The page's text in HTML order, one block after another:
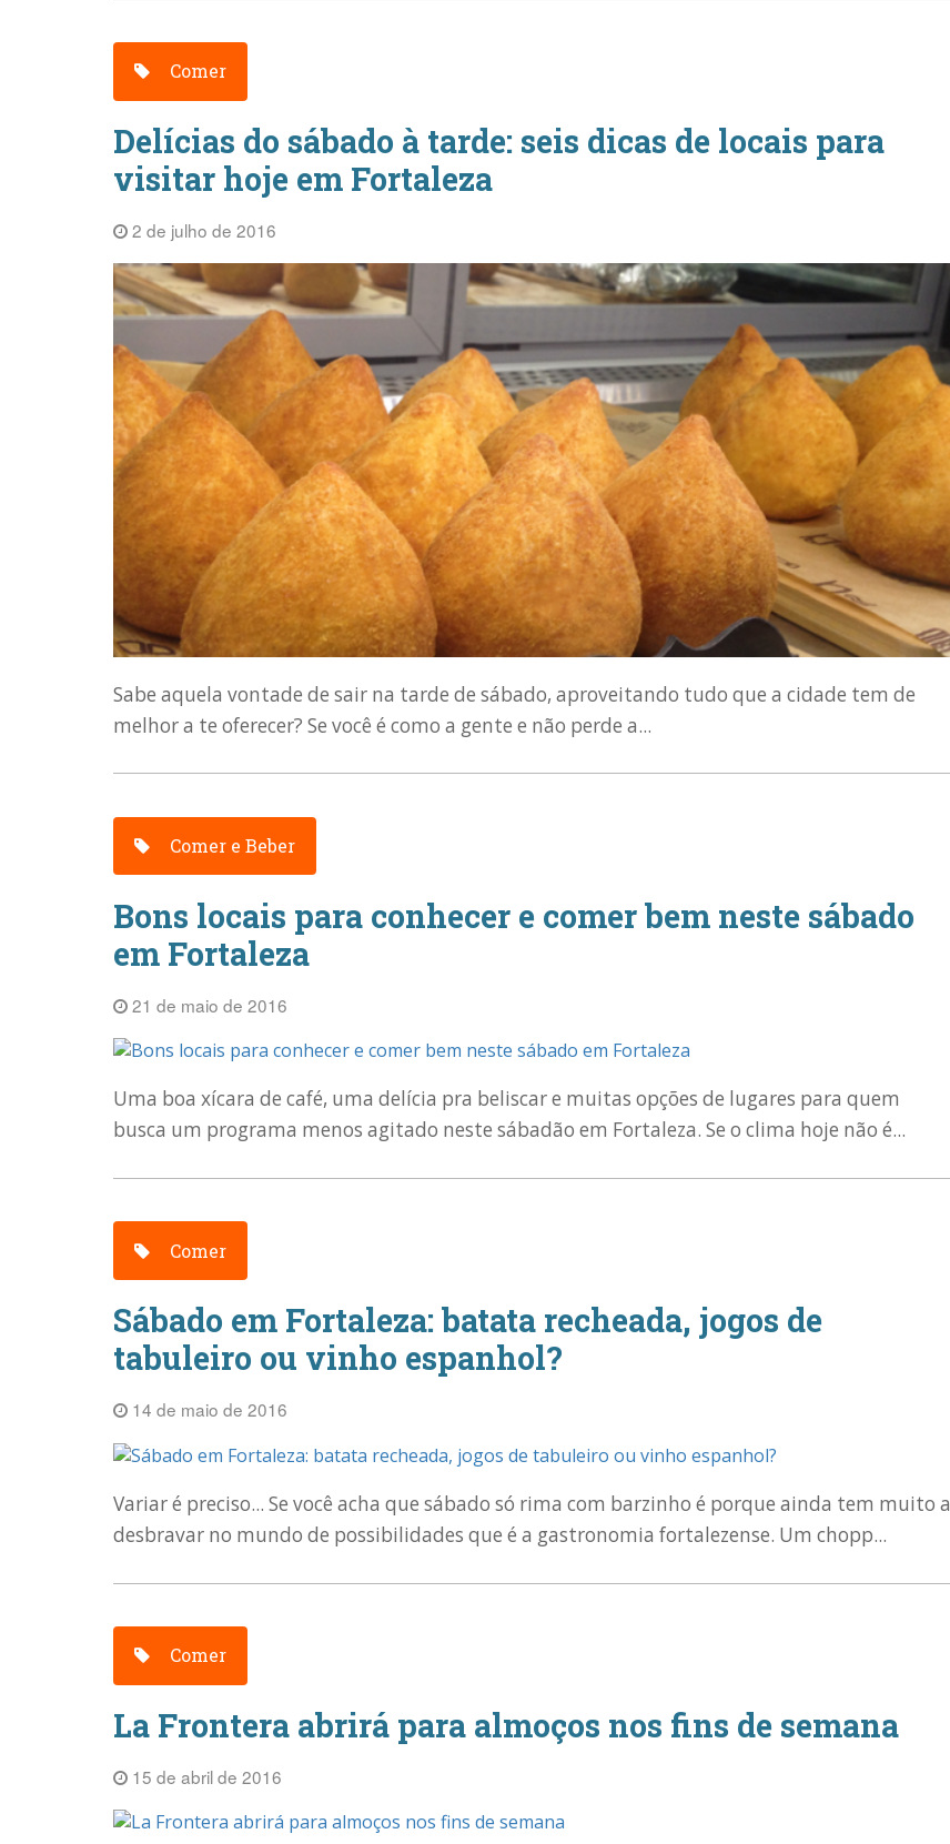
Comer
Delícias do sábado à tarde: seis dicas de locais para
visitar hoje em Fortaleza
2 de julho de 2016
Sabe aquela vontade de sair na tarde de sábado, aproveitando tudo que a cidade tem de
melhor a te oferecer? Se você é como a gente e não perde a...
Comer e Beber
Bons locais para conhecer e comer bem neste sábado
em Fortaleza
21 de maio de 2016
Uma boa xícara de café, uma delícia pra beliscar e muitas opções de lugares para quem
busca um programa menos agitado neste sábadão em Fortaleza. Se o clima hoje não é...
Comer
Sábado em Fortaleza: batata recheada, jogos de
tabuleiro ou vinho espanhol?
14 de maio de 2016
Variar é preciso... Se você acha que sábado só rima com barzinho é porque ainda tem muito a
desbravar no mundo de possibilidades que é a gastronomia fortalezense. Um chopp...
Comer
La Frontera abrirá para almoços nos fins de semana
15 de abril de 2016